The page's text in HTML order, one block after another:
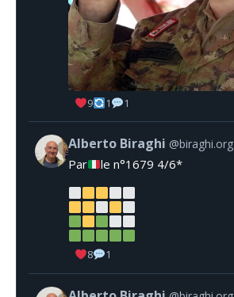
9 1 1
Alberto Biraghi @biraghi.org
Par le n°1679 4/6*
8 1